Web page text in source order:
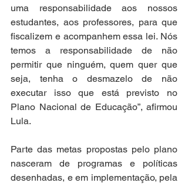
uma responsabilidade aos nossos
estudantes, aos professores, para que
fiscalizem e acompanhem essa lei. Nós
temos a responsabilidade de não
permitir que ninguém, quem quer que
seja, tenha o desmazelo de não
executar isso que está previsto no
Plano Nacional de Educação”, afirmou
Lula.
Parte das metas propostas pelo plano
nasceram de programas e políticas
desenhadas, e em implementação, pela